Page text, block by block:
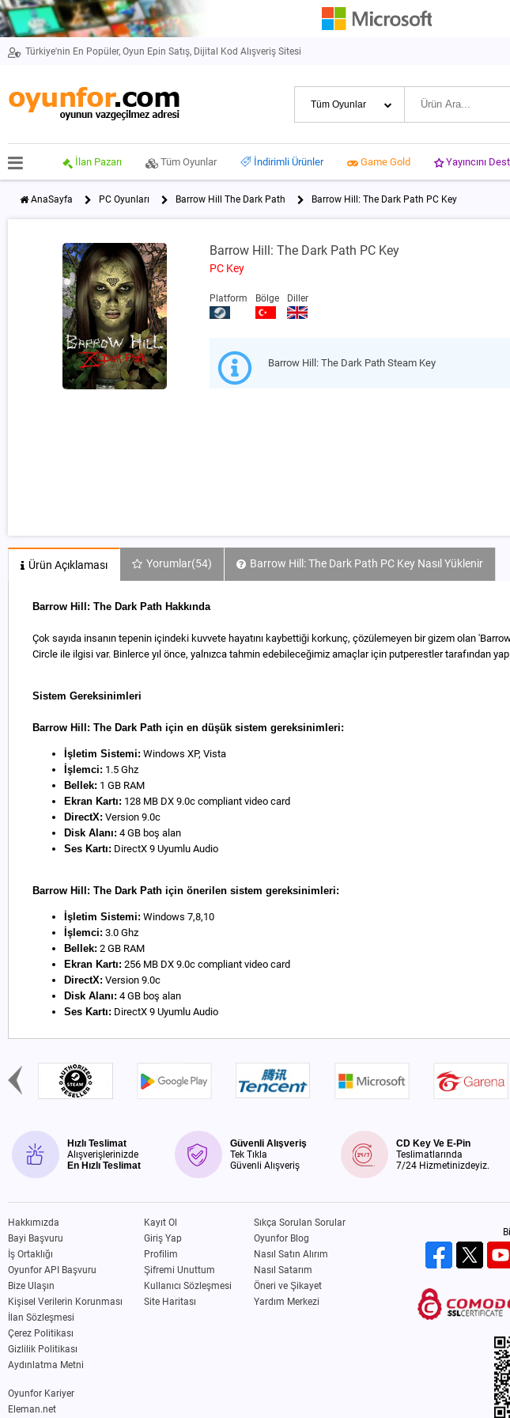
Türkiye'nin En Popüler, Oyun Epin Satış, Dijital Kod Alışveriş Sitesi
İlan Pazarı Tüm Oyunlar İndirimli Ürünler Game Gold Yayıncını
AnaSayfa PC Oyunları Barrow Hill The Dark Path Barrow Hill: The Dark Path PC Key
Barrow Hill: The Dark Path PC Key
PC Key
Platform Bölge Diller
Barrow Hill: The Dark Path Steam Key
Ürün Açıklaması Yorumlar(54) Barrow Hill: The Dark Path PC Key Nasıl Yüklenir
Barrow Hill: The Dark Path Hakkında
Çok sayıda insanın tepenin içindeki kuvvete hayatını kaybettiği korkunç, çözülemeyen bir gizem olan
Circle ile ilgisi var. Binlerce yıl önce, yalnızca tahmin edebileceğimiz amaçlar için putperestler tarafından
Sistem Gereksinimleri
Barrow Hill: The Dark Path için en düşük sistem gereksinimleri:
İşletim Sistemi: Windows XP, Vista
İşlemci: 1.5 Ghz
Bellek: 1 GB RAM
Ekran Kartı: 128 MB DX 9.0c compliant video card
DirectX: Version 9.0c
Disk Alanı: 4 GB boş alan
Ses Kartı: DirectX 9 Uyumlu Audio
Barrow Hill: The Dark Path için önerilen sistem gereksinimleri:
İşletim Sistemi: Windows 7,8,10
İşlemci: 3.0 Ghz
Bellek: 2 GB RAM
Ekran Kartı: 256 MB DX 9.0c compliant video card
DirectX: Version 9.0c
Disk Alanı: 4 GB boş alan
Ses Kartı: DirectX 9 Uyumlu Audio
Hızlı Teslimat
Alışverişlerinizde
En Hızlı Teslimat
Güvenli Alışveriş
Tek Tıkla
Güvenli Alışveriş
CD Key Ve E-Pin
Teslimatlarında
7/24 Hizmetinizdeyiz.
Hakkımızda
Bayi Başvuru
İş Ortaklığı
Oyunfor API Başvuru
Bize Ulaşın
Kişisel Verilerin Korunması
İlan Sözleşmesi
Çerez Politikası
Gizlilik Politikası
Aydınlatma Metni
Kayıt Ol
Giriş Yap
Profilim
Şifremi Unuttum
Kullanıcı Sözleşmesi
Site Haritası
Sıkça Sorulan Sorular
Oyunfor Blog
Nasıl Satın Alırım
Nasıl Satarım
Öneri ve Şikayet
Yardım Merkezi
Oyunfor Kariyer
Eleman.net